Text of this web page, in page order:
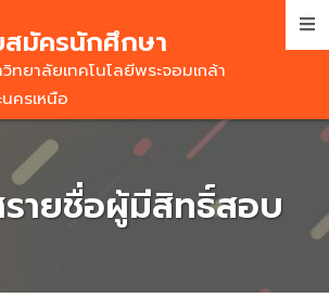
สมัครนักศึกษา
ทยาลัยเทคโนโลยีพระจอมเกล้า
ครเหนือ
รายชื่อผู้มีสิทธิ์สอบ